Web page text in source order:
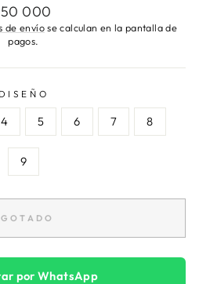
000
de envíose calculan en la pantalla de
pagos.
DISEÑO
4 5 6 7 8
9
por WhatsApp